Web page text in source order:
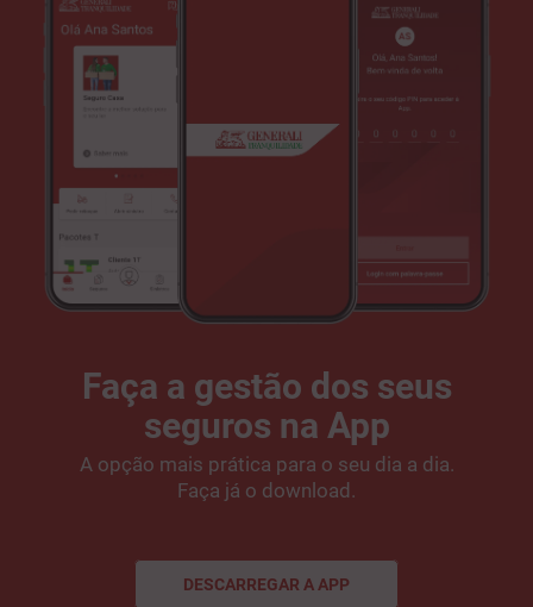
Faça a gestão dos seus
seguros na App
A opção mais prática para o seu dia a dia.
Faça já o download.
DESCARREGAR A APP